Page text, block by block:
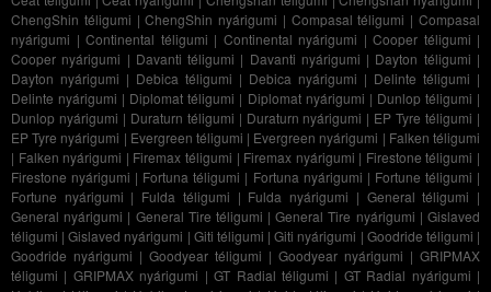
ChengShin téligumi |ChengShin nyárigumi | Compasal téligumi |Compasal
nyárigumi | Continental téligumi | Continental nyárigumi | Cooper téligumi |
Cooper nyárigumi | Davanti téligumi | Davanti nyárigumi | Dayton téligumi |
Dayton nyárigumi | Debica téligumi | Debica nyárigumi | Delinte téligumi |
Delinte nyárigumi | Diplomat téligumi | Diplomat nyárigumi | Dunlop téligumi |
Dunlop nyárigumi | Duraturn téligumi | Duraturn nyárigumi | EP Tyre téligumi |
EP Tyre nyárigumi | Evergreen téligumi | Evergreen nyárigumi | Falken téligumi
| Falken nyárigumi | Firemax téligumi | Firemax nyárigumi | Firestone téligumi |
Firestone nyárigumi | Fortuna téligumi | Fortuna nyárigumi | Fortune téligumi |
Fortune nyárigumi | Fulda téligumi | Fulda nyárigumi | General téligumi |
General nyárigumi | General Tire téligumi |General Tire nyárigumi |Gislaved
téligumi |Gislaved nyárigumi | Giti téligumi |Giti nyárigumi | Goodride téligumi |
Goodride nyárigumi | Goodyear téligumi | Goodyear nyárigumi | GRIPMAX
téligumi | GRIPMAX nyárigumi |GT Radial téligumi | GT Radial nyárigumi |